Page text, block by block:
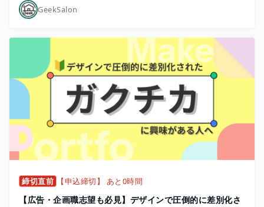
GeekSalon
締切直前 【申込締切】 あと0時間
【広告・企画職志望も必見】デザインで圧倒的に差別化さ